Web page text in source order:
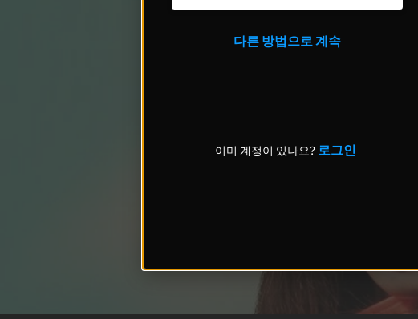
다른 방법으로 계속
이미 계정이 있나요? 로그인